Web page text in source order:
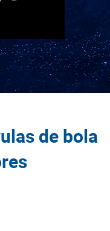
de bola